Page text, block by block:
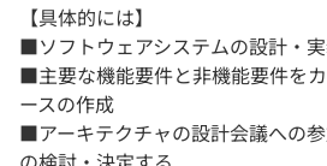
【具体的には】
■ソフトウェアシステムの設計・
■主要な機能要件と非機能要件を
ースの作成
■アーキテクチャの設計会議への